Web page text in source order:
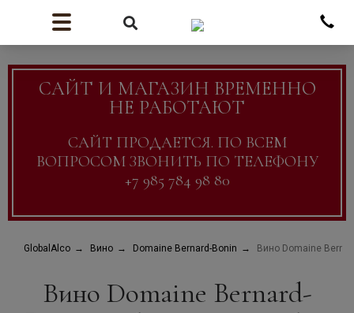
САЙТ И МАГАЗИН ВРЕМЕННО
НЕ РАБОТАЮТ
САЙТ ПРОДАЕТСЯ. ПО ВСЕМ
ВОПРОСОМ ЗВОНИТЬ ПО ТЕЛЕФОНУ
+7 985 784 98 80
GlobalAlco Вино Domaine Bernard-Bonin Вино Domaine
Вино Domaine Bernard-